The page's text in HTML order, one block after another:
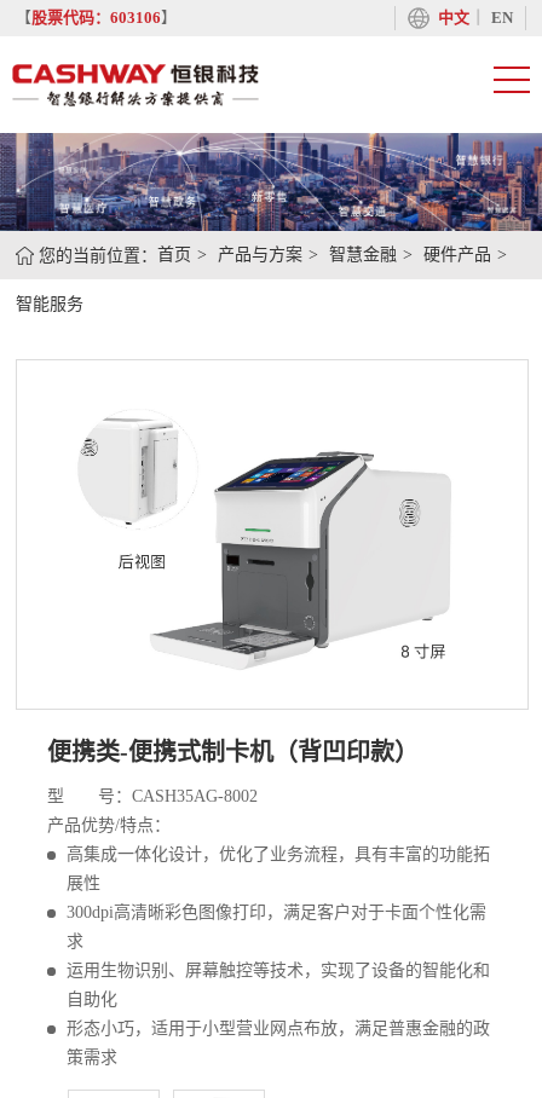
【股票代码：603106】 中文丨 EN
您的当前位置：首页 产品与方案 智慧金融 硬件产品
智能服务
便携类-便携式制卡机（背凹印款）
型 号：CASH35AG-8002
产品优势/特点：
高集成一体化设计，优化了业务流程，具有丰富的功能拓
展性
300dpi高清晰彩色图像打印，满足客户对于卡面个性化需
求
运用生物识别、屏幕触控等技术，实现了设备的智能化和
自助化
形态小巧，适用于小型营业网点布放，满足普惠金融的政
策需求